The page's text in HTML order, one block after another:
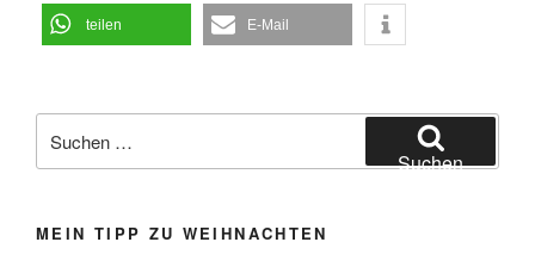
teilen E-Mail
nach:
Suchen
MEIN TIPP ZU WEIHNACHTEN